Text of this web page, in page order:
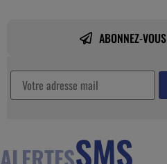
ABONNEZ-
SMS